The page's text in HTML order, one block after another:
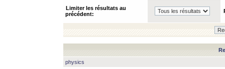
Limiter les résultats au
précédent:
physics